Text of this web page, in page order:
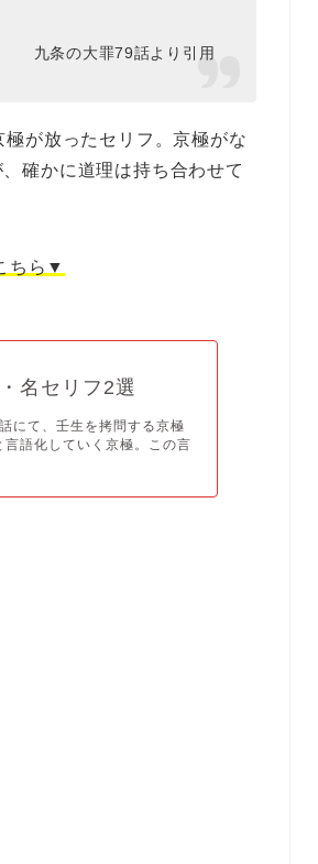
九条の大罪79話より引用
が放ったセリフ。京極がな
確かに道理は持ち合わせて
ちら▼
名セリフ2選
にて、壬生を拷問する京極
語化していく京極。この言